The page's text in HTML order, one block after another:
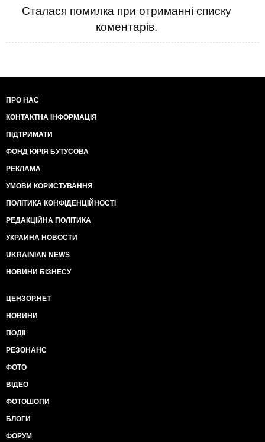
Сталася помилка при отриманні списку
коментарів.
ПРО НАС
КОНТАКТНА ІНФОРМАЦІЯ
ПІДТРИМАТИ
ФОНД ЮРІЯ БУТУСОВА
РЕКЛАМА
УМОВИ КОРИСТУВАННЯ
ПОЛІТИКА КОНФІДЕНЦІЙНОСТІ
РЕДАКЦІЙНА ПОЛІТИКА
УКРАИНА НОВОСТИ
UKRAINIAN NEWS
НОВИНИ БІЗНЕСУ
ЦЕНЗОР.НЕТ
НОВИНИ
ПОДІЇ
РЕЗОНАНС
ФОТО
ВІДЕО
ФОТОШОПИ
БЛОГИ
ФОРУМ